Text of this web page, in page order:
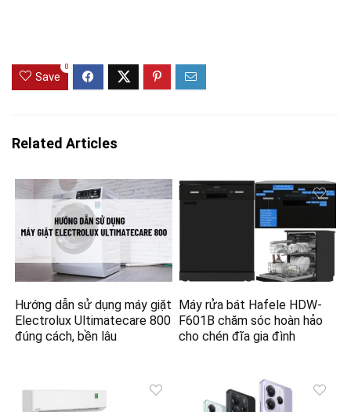
Save
0
Related Articles
Hướng dẫn sử dụng máy giặt
Electrolux Ultimatecare 800
đúng cách, bền lâu
Máy rửa bát Hafele HDW-
F601B chăm sóc hoàn hảo
cho chén đĩa gia đình